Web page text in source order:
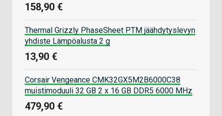
158,90 €
Thermal Grizzly PhaseSheet PTM jäähdytyslevyn
yhdiste Lämpöalusta 2 g
13,90 €
Corsair Vengeance CMK32GX5M2B6000C38
muistimoduuli 32 GB 2 x 16 GB DDR5 6000 MHz
479,90 €